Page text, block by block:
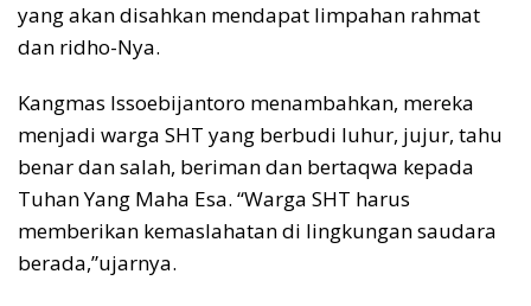
yang akan disahkan mendapat limpahan rahmat
dan ridho-Nya.
Kangmas Issoebijantoro menambahkan, mereka
menjadi warga SHT yang berbudi luhur, jujur, tahu
benar dan salah, beriman dan bertaqwa kepada
Tuhan Yang Maha Esa. “Warga SHT harus
memberikan kemaslahatan di lingkungan saudara
berada,”ujarnya.